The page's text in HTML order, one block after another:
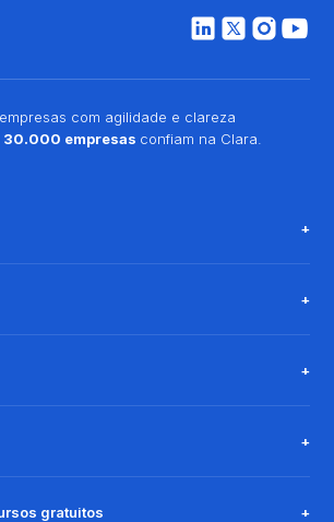
com agilidade e clareza
30.000 empresas confiam na Clara.
gratuitos